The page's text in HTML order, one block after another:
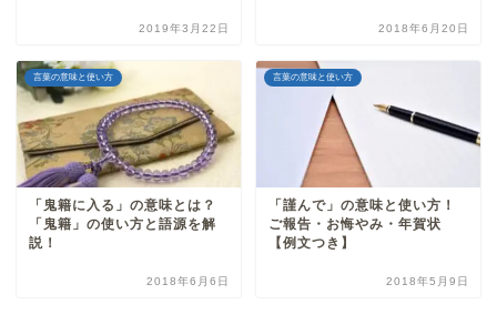
2019年3月22日 2018年6月20日
言葉の意味と使い方
「鬼籍に入る」の意味とは？
「鬼籍」の使い方と語源を解
説！
2018年6月6日
言葉の意味と使い方
「謹んで」の意味と使い方！
ご報告・お悔やみ・年賀状
【例文つき】
2018年5月9日